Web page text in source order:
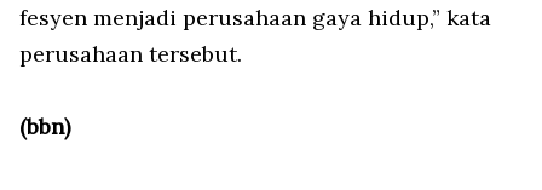
fesyen menjadi perusahaan gaya hidup,” kata
perusahaan tersebut.
(bbn)